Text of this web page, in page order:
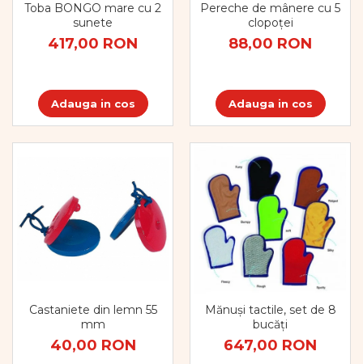
Toba BONGO mare cu 2
sunete
417,00 RON
Adauga in cos
Pereche de mânere cu 5
clopoței
88,00 RON
Adauga in cos
Castaniete din lemn 55
mm
40,00 RON
Mănuși tactile, set de 8
bucăți
647,00 RON